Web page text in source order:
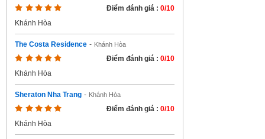
Điểm đánh giá : 0/10
Khánh Hòa
The Costa Residence - Khánh Hòa
Điểm đánh giá : 0/10
Khánh Hòa
Sheraton Nha Trang - Khánh Hòa
Điểm đánh giá : 0/10
Khánh Hòa